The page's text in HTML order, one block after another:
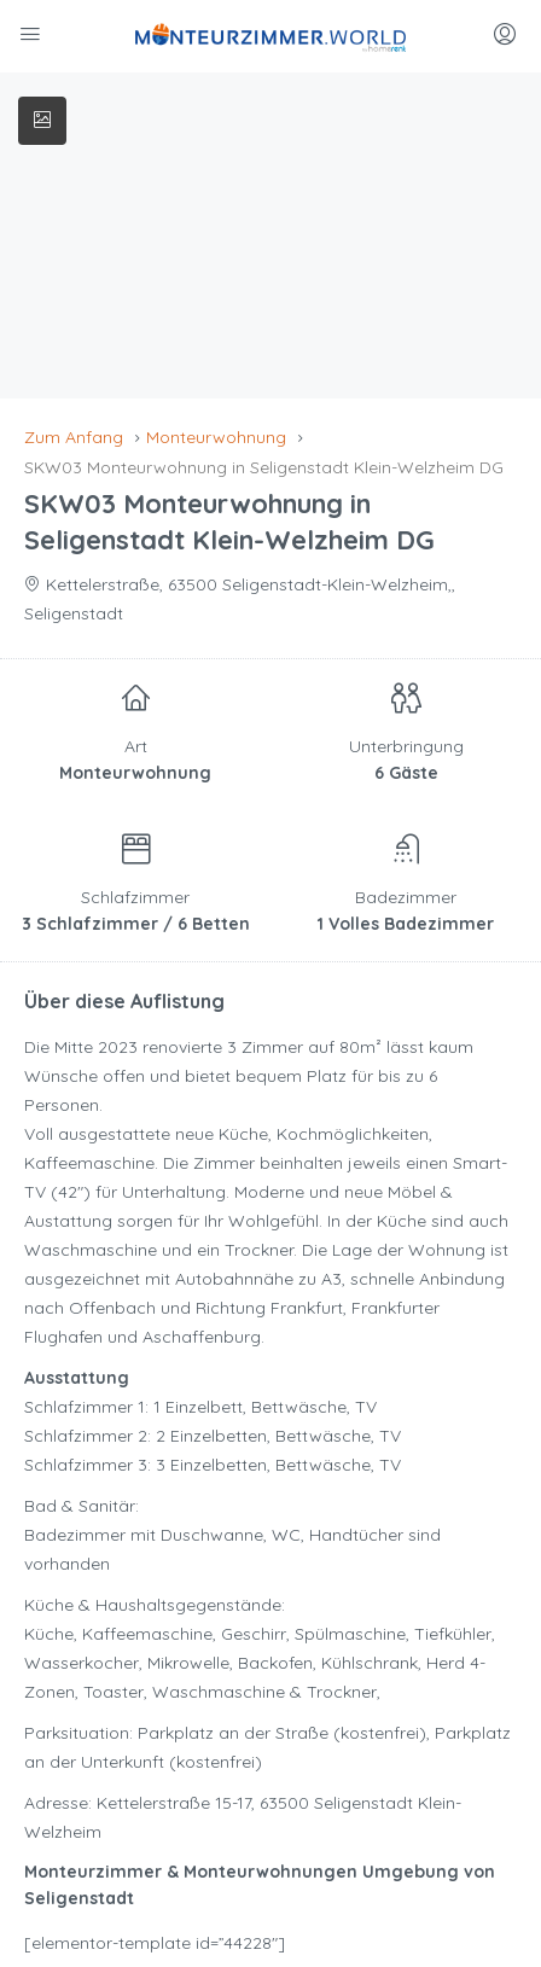
Zum Anfang
Monteurwohnung
SKW03 Monteurwohnung in Seligenstadt Klein-Welzheim DG
SKW03 Monteurwohnung in
Seligenstadt Klein-Welzheim DG
Kettelerstraße, 63500 Seligenstadt-Klein-Welzheim,,
Seligenstadt
Art
Monteurwohnung
Unterbringung
6 Gäste
Schlafzimmer
3 Schlafzimmer / 6 Betten
Badezimmer
1 Volles Badezimmer
Über diese Auflistung
Die Mitte 2023 renovierte 3 Zimmer auf 80m² lässt kaum
Wünsche offen und bietet bequem Platz für bis zu 6
Personen.
Voll ausgestattete neue Küche, Kochmöglichkeiten,
Kaffeemaschine. Die Zimmer beinhalten jeweils einen Smart-
TV (42″) für Unterhaltung. Moderne und neue Möbel &
Austattung sorgen für Ihr Wohlgefühl. In der Küche sind auch
Waschmaschine und ein Trockner. Die Lage der Wohnung ist
ausgezeichnet mit Autobahnnähe zu A3, schnelle Anbindung
nach Offenbach und Richtung Frankfurt, Frankfurter
Flughafen und Aschaffenburg.
Ausstattung
Schlafzimmer 1: 1 Einzelbett, Bettwäsche, TV
Schlafzimmer 2: 2 Einzelbetten, Bettwäsche, TV
Schlafzimmer 3: 3 Einzelbetten, Bettwäsche, TV
Bad & Sanitär:
Badezimmer mit Duschwanne, WC, Handtücher sind
vorhanden
Küche & Haushaltsgegenstände:
Küche, Kaffeemaschine, Geschirr, Spülmaschine, Tiefkühler,
Wasserkocher, Mikrowelle, Backofen, Kühlschrank, Herd 4-
Zonen, Toaster, Waschmaschine & Trockner,
Parksituation: Parkplatz an der Straße (kostenfrei), Parkplatz
an der Unterkunft (kostenfrei)
Adresse: Kettelerstraße 15-17, 63500 Seligenstadt Klein-
Welzheim
Monteurzimmer & Monteurwohnungen Umgebung von
Seligenstadt
[elementor-template id=”44228″]